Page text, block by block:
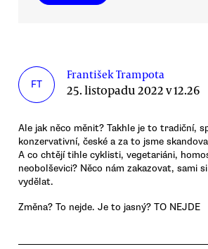
FT
František Trampota
25. listopadu 2022 v 12.26
Ale jak něco měnit? Takhle je to tradiční,
konzervativní, české a za to jsme
A co chtějí tihle cyklisti, vegetariáni,
neobolševici? Něco nám zakazovat, sami
vydělat.
Změna? To nejde. Je to jasný? TO NEJDE